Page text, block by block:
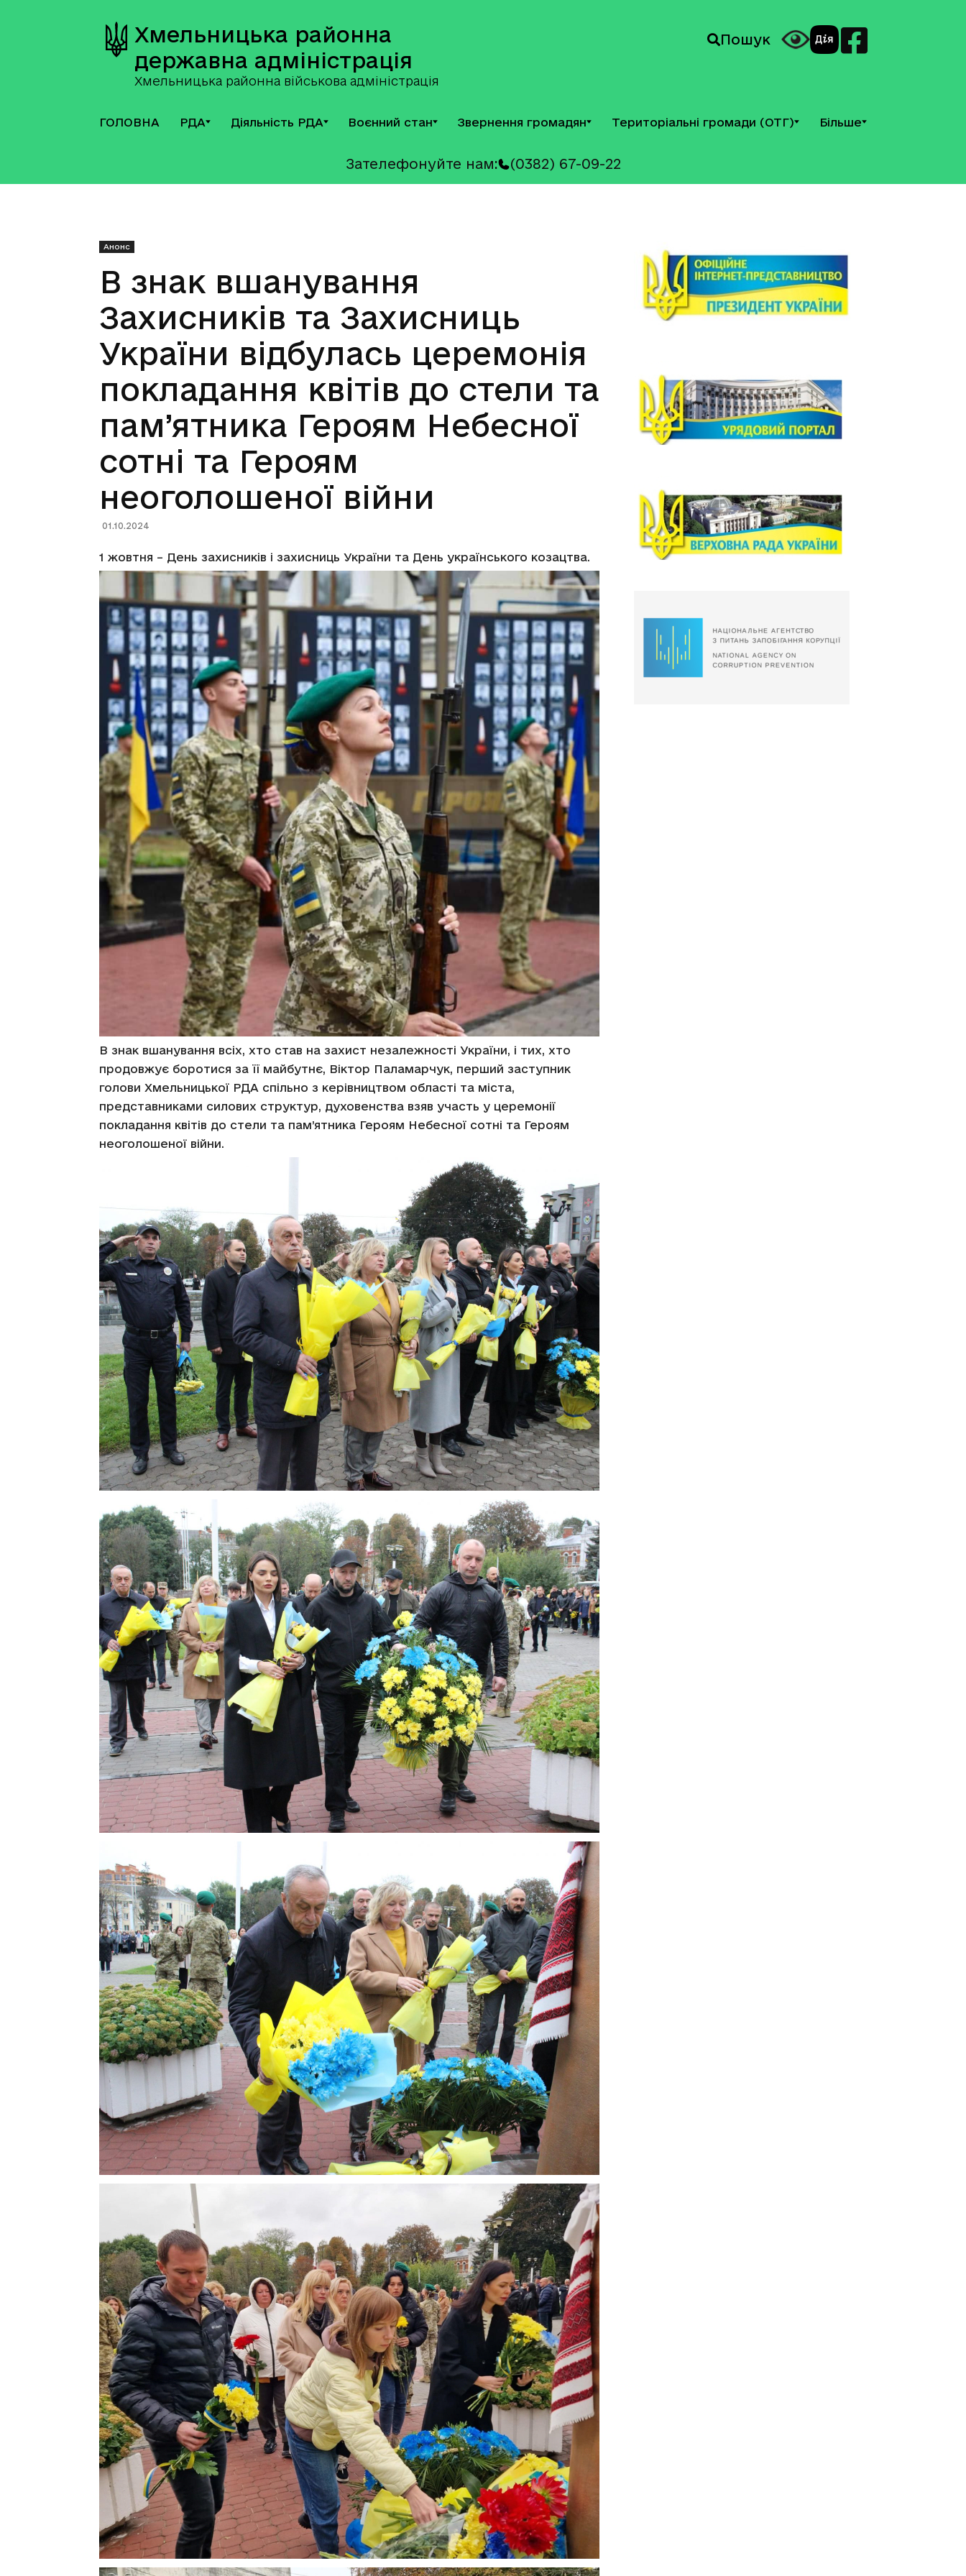
Хмельницька районна
державна адміністрація
Хмельницька районна військова адміністрація
Пошук
ГОЛОВНА РДА Діяльність РДА Воєнний стан Звернення громадян Територіальні громади (ОТГ) Більше
Зателефонуйте нам: (0382) 67-09-22
Анонс
В знак вшанування
Захисників та Захисниць
України відбулась церемонія
покладання квітів до стели та
пам’ятника Героям Небесної
сотні та Героям
неоголошеної війни
01.10.2024
1 жовтня – День захисників і захисниць України та День українського козацтва.
В знак вшанування всіх, хто став на захист незалежності України, і тих, хто
продовжує боротися за її майбутнє, Віктор Паламарчук, перший заступник
голови Хмельницької РДА спільно з керівництвом області та міста,
представниками силових структур, духовенства взяв участь у церемонії
покладання квітів до стели та пам’ятника Героям Небесної сотні та Героям
неоголошеної війни.